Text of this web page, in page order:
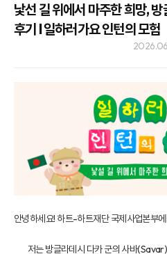
낯선 길 위에서 마주한 희망,
후기 l 일하러가요 인턴의 모험
안녕하세요! 하트-하트재단 국제사업본부
저는 방글라데시 다카 군의 사바